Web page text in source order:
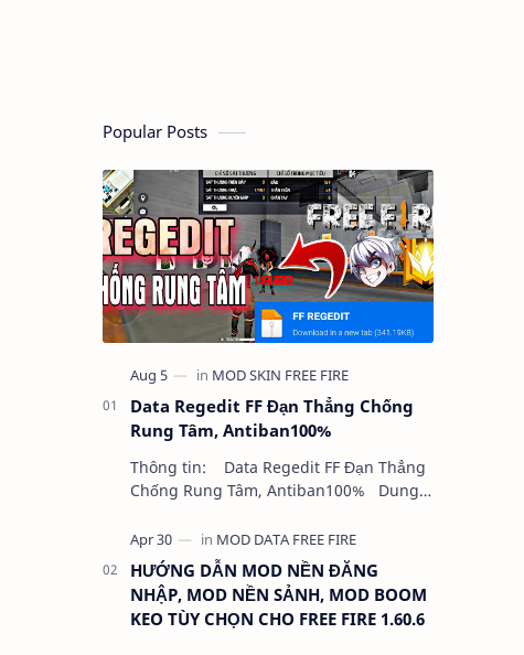
Popular Posts
Data Regedit FF Đạn Thẳng Chống
Rung Tâm, Antiban100%
Thông tin: Data Regedit FF Đạn Thẳng
Chống Rung Tâm, Antiban100% Dung
KHÔNG BAND ID - KHÔNG GHIM…
HƯỚNG DẪN MOD NỀN ĐĂNG
NHẬP, MOD NỀN SẢNH, MOD BOOM
KEO TÙY CHỌN CHO FREE FIRE 1.60.6